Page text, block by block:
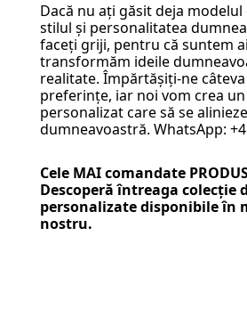
Dacă nu ați găsit deja
stilul și personalitatea
faceți griji, pentru că suntem
transformăm ideile
realitate. Împărtășiți-ne
preferințe, iar noi vom crea
personalizat care să se
dumneavoastră. WhatsApp:
Cele MAI comandate
Descoperă întreaga colecție
personalizatedisponibile în
nostru.